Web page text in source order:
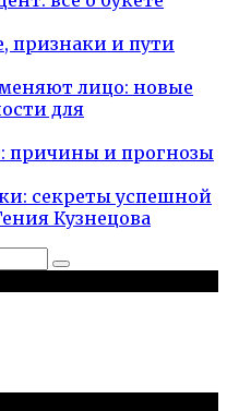
признаки и пути
лицо: новые
для
причины и прогнозы
секреты успешной
Кузнецова